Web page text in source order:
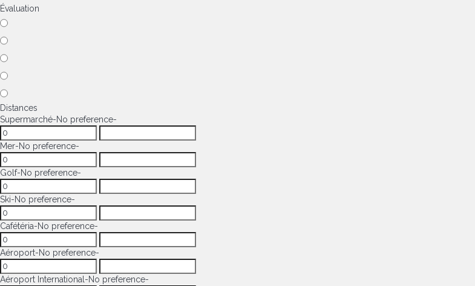
Évaluation
Distances
Supermarché-No preference-
Mer-No preference-
Golf-No preference-
Ski-No preference-
Cafétéria-No preference-
Aéroport-No preference-
Aéroport International -No preference-